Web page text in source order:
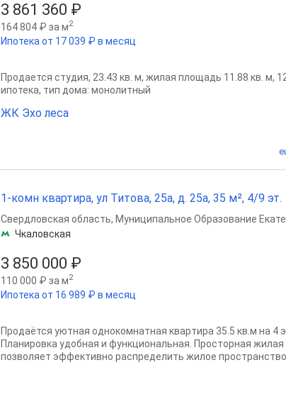
3 861 360 ₽
164 804 ₽ за м2
Ипотека от 17 039 ₽ в месяц
Продается студия, 23.43 кв. м, жилая площадь 11.88 кв. м,
ипотека, тип дома: монолитный
ЖК Эхо леса
1-комн квартира, ул Титова, 25а, д. 25а, 35 м², 4/9 эт.
3 850 000 ₽
110 000 ₽ за м2
Ипотека от 16 989 ₽ в месяц
Свердловская область, Муниципальное Образование
Чкаловская
Пpодаётся уютная однокомнатная квapтиpa 35.5 кв.м на 4
Плaнировка удoбнaя и функционaльная. Пpосторная
пoзвoляeт эффективно распределить жилое пространство.